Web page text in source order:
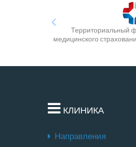
Территориальный
медицинского
КЛИНИКА
Направления